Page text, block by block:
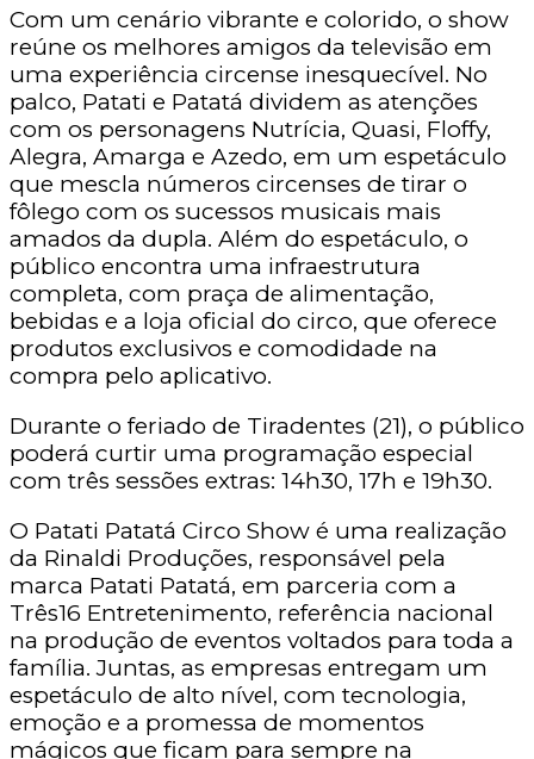
Com um cenário vibrante e colorido, o show
reúne os melhores amigos da televisão em
uma experiência circense inesquecível. No
palco, Patati e Patatá dividem as atenções
com os personagens Nutrícia, Quasi, Floffy,
Alegra, Amarga e Azedo, em um espetáculo
que mescla números circenses de tirar o
fôlego com os sucessos musicais mais
amados da dupla. Além do espetáculo, o
público encontra uma infraestrutura
completa, com praça de alimentação,
bebidas e a loja oficial do circo, que oferece
produtos exclusivos e comodidade na
compra pelo aplicativo.
Durante o feriado de Tiradentes (21), o público
poderá curtir uma programação especial
com três sessões extras: 14h30, 17h e 19h30.
O Patati Patatá Circo Show é uma realização
da Rinaldi Produções, responsável pela
marca Patati Patatá, em parceria com a
Três16 Entretenimento, referência nacional
na produção de eventos voltados para toda a
família. Juntas, as empresas entregam um
espetáculo de alto nível, com tecnologia,
emoção e a promessa de momentos
mágicos que ficam para sempre na